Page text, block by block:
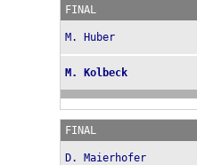
FINAL
M. Huber
M. Kolbeck
FINAL
D. Maierhofer